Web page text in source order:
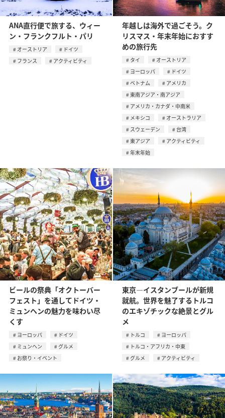
ANA直行便で旅する、ウィー
ン・フランクフルト・パリ
オーストリア
ドイツ
フランス
アクティビティ
年越しは海外で過ごそう。ク
リスマス・年末年始におすす
めの旅行先
タイ
オーストリア
ヨーロッパ
ドイツ
ベトナム
アメリカ
東南アジア・南アジア
アメリカ・カナダ・中南米
メキシコ
オーストラリア
スウェーデン
台湾
東アジア
アクティビティ
年末年始
ビールの祭典「オクトーバー
フェスト」を通してドイツ・
ミュンヘンの魅力を味わい尽
くす
ヨーロッパ
ドイツ
ミュンヘン
グルメ
お祭り・イベント
東京―イスタンブールが新規
就航。世界を魅了するトルコ
のエキゾチックな絶景とグル
メ
トルコ
ヨーロッパ
トルコ・アフリカ・中東
グルメ
アクティビティ